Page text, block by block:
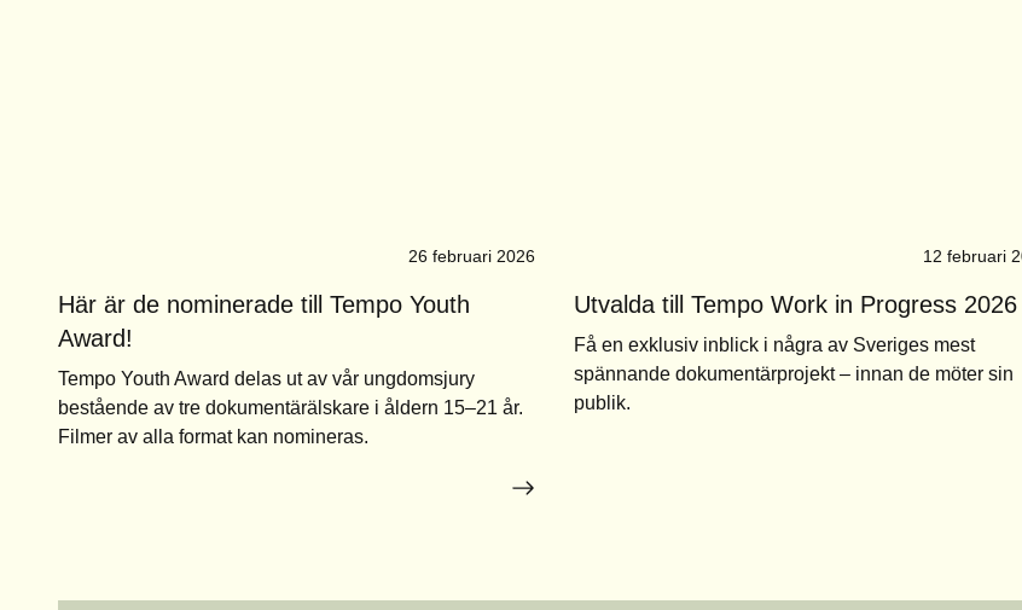
26 februari 2026
Här är de nominerade till Tempo Youth
Award!
Tempo Youth Award delas ut av vår ungdomsjury
bestående av tre dokumentärälskare i åldern 15–21 år.
Filmer av alla format kan nomineras.
12 februari
Utvalda till Tempo Work in Progress 2026
Få en exklusiv inblick i några av Sveriges mest
spännande dokumentärprojekt – innan de möter sin
publik.